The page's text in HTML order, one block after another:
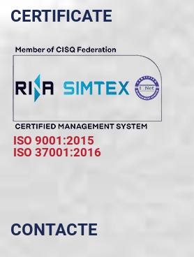
CERTIFICATE
ISO 9001:2015
ISO 37001:2016
CONTACTE